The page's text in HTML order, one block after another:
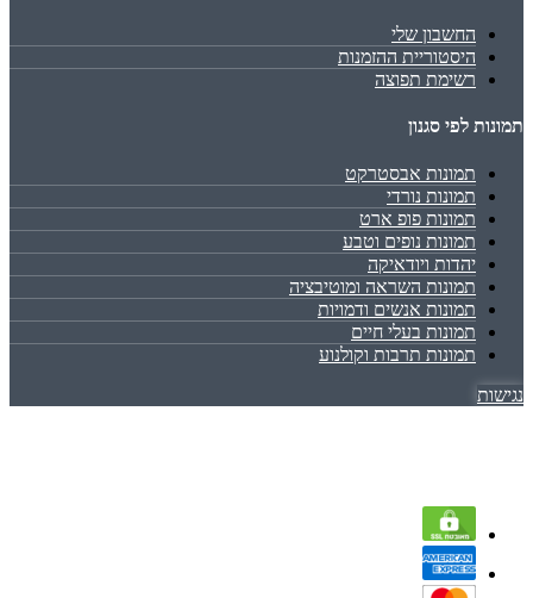
החשבון שלי
היסטוריית ההזמנות
רשימת תפוצה
תמונות לפי סגנון
תמונות אבסטרקט
תמונות נורדי
תמונות פופ ארט
תמונות נופים וטבע
יהדות ויודאיקה
תמונות השראה ומוטיבציה
תמונות אנשים ודמויות
תמונות בעלי חיים
תמונות תרבות וקולנוע
נגישות